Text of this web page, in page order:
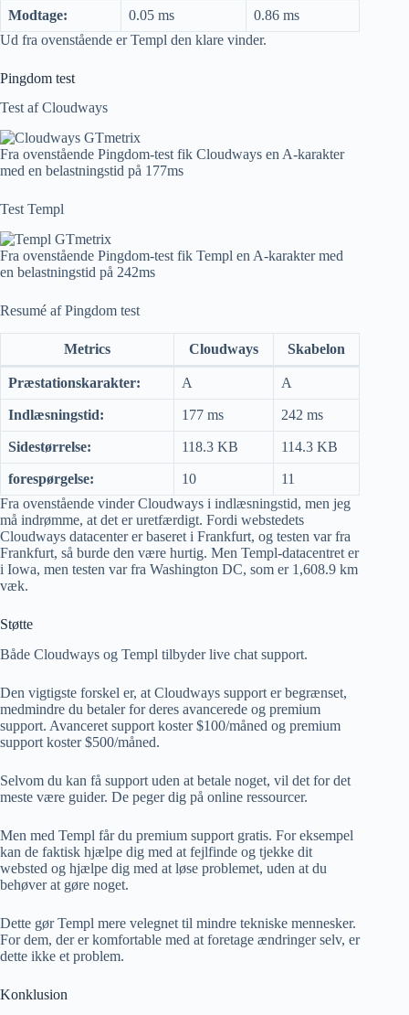
Modtage: 0.05 ms
0.86 ms
Ud fra ovenstående er Templ den klare vinder.
Pingdom test
Test af Cloudways
Fra ovenstående Pingdom-test fik Cloudways en A-karakter
med en belastningstid på 177ms
Test Templ
Fra ovenstående Pingdom-test fik Templ en A-karakter med
en belastningstid på 242ms
Resumé af Pingdom test
Metrics Cloudways Skabelon
Præstationskarakter: A A
Indlæsningstid: 177 ms 242 ms
Sidestørrelse: 118.3 KB 114.3 KB
forespørgelse: 10
11
Fra ovenstående vinder Cloudways i indlæsningstid, men jeg
må indrømme, at det er uretfærdigt. Fordi webstedets
Cloudways datacenter er baseret i Frankfurt, og testen var fra
Frankfurt, så burde den være hurtig. Men Templ-datacentret er
i Iowa, men testen var fra Washington DC, som er 1,608.9 km
væk.
Støtte
Både Cloudways og Templ tilbyder live chat support.
Den vigtigste forskel er, at Cloudways support er begrænset,
medmindre du betaler for deres avancerede og premium
support. Avanceret support koster $100/måned og premium
support koster $500/måned.
Selvom du kan få support uden at betale noget, vil det for det
meste være guider. De peger dig på online ressourcer.
Men med Templ får du premium support gratis. For eksempel
kan de faktisk hjælpe dig med at fejlfinde og tjekke dit
websted og hjælpe dig med at løse problemet, uden at du
behøver at gøre noget.
Dette gør Templ mere velegnet til mindre tekniske mennesker.
For dem, der er komfortable med at foretage ændringer selv, er
dette ikke et problem.
Konklusion